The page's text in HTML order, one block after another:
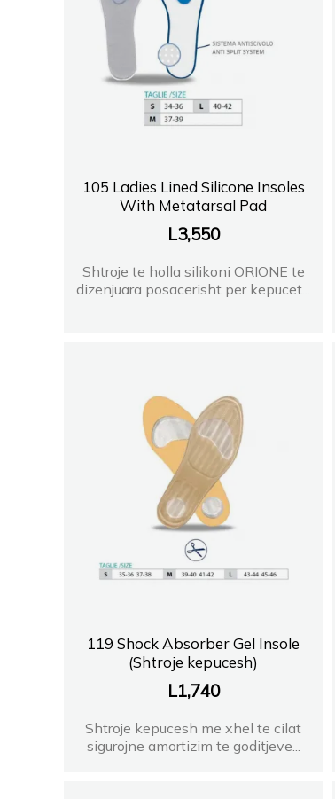
105 Ladies Lined Silicone Insoles
With Metatarsal Pad
L3,550
Shtroje te holla silikoni ORIONE te
dizenjuara posacerisht per kepucet...
119 Shock Absorber Gel Insole
(Shtroje kepucesh)
L1,740
Shtroje kepucesh me xhel te cilat
sigurojne amortizim te goditjeve...